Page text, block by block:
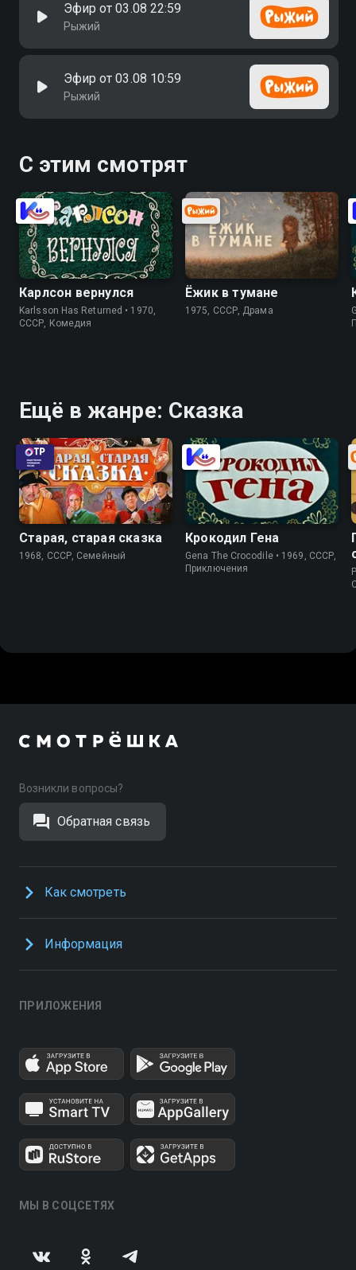
Эфир от 03.08 22:59
Рыжий
Эфир от 03.08 10:59
Рыжий
С этим смотрят
Карлсон вернулся
Karlsson Has Returned • 1970,
СССР, Комедия
Ёжик в тумане
1975, СССР, Драма
Ещё в жанре: Сказка
Старая, старая сказка
1968, СССР, Cемейный
Крокодил Гена
Gena The Crocodile • 1969, СССР,
Приключения
Возникли вопросы?
Обратная связь
Как смотреть
Информация
ПРИЛОЖЕНИЯ
МЫ В СОЦСЕТЯХ